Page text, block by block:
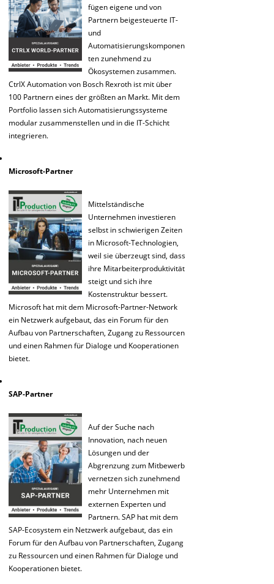
fügen eigene und von
Partnern beigesteuerte IT-
und
Automatisierungskomponen
ten zunehmend zu
Ökosystemen zusammen.
CtrlX Automation von Bosch Rexroth ist mit über
100 Partnern eines der größten an Markt. Mit dem
Portfolio lassen sich Automatisierungssysteme
modular zusammenstellen und in die IT-Schicht
integrieren.
Microsoft-Partner
Mittelständische
Unternehmen investieren
selbst in schwierigen Zeiten
in Microsoft-Technologien,
weil sie überzeugt sind, dass
ihre Mitarbeiterproduktivität
steigt und sich ihre
Kostenstruktur bessert.
Microsoft hat mit dem Microsoft-Partner-Network
ein Netzwerk aufgebaut, das ein Forum für den
Aufbau von Partnerschaften, Zugang zu Ressourcen
und einen Rahmen für Dialoge und Kooperationen
bietet.
SAP-Partner
Auf der Suche nach
Innovation, nach neuen
Lösungen und der
Abgrenzung zum Mitbewerb
vernetzen sich zunehmend
mehr Unternehmen mit
externen Experten und
Partnern. SAP hat mit dem
SAP-Ecosystem ein Netzwerk aufgebaut, das ein
Forum für den Aufbau von Partnerschaften, Zugang
zu Ressourcen und einen Rahmen für Dialoge und
Kooperationen bietet.